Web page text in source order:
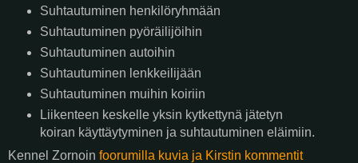
Suhtautuminen henkilöryhmään
Suhtautuminen pyöräilijöihin
Suhtautuminen autoihin
Suhtautuminen lenkkeilijään
Suhtautuminen muihin koiriin
Liikenteen keskelle yksin kytkettynä jätetyn
koiran käyttäytyminen ja suhtautuminen eläimiin.
Kennel Zornoin foorumilla kuvia ja Kirstin kommentit